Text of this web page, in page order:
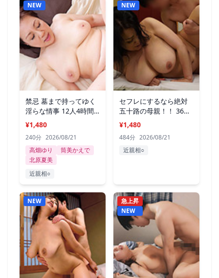
NEW
禁忌 墓まで持ってゆく
淫らな情事 12人4時間
SP4
¥1,480
240分 2026/08/21
高畑ゆり
筒美かえで
北原夏美
近親相○
NEW
セフレにするなら絶対
五十路の母親！！ 36人
8時間3
¥1,480
484分 2026/08/21
近親相○
NEW
急上昇
NEW